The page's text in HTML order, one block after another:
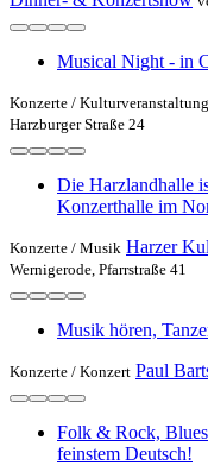
Musical Night - in
Konzerte / Kulturveranstaltung
Harzburger Straße 24
Die Harzlandhalle
Konzerthalle im
Konzerte / Musik Harzer
Wernigerode, Pfarrstraße 41
Musik hören,
Konzerte / Konzert Paul
Folk & Rock,
feinstem Deutsch!